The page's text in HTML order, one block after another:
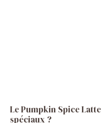
Le Pumpkin Spice
spéciaux ?